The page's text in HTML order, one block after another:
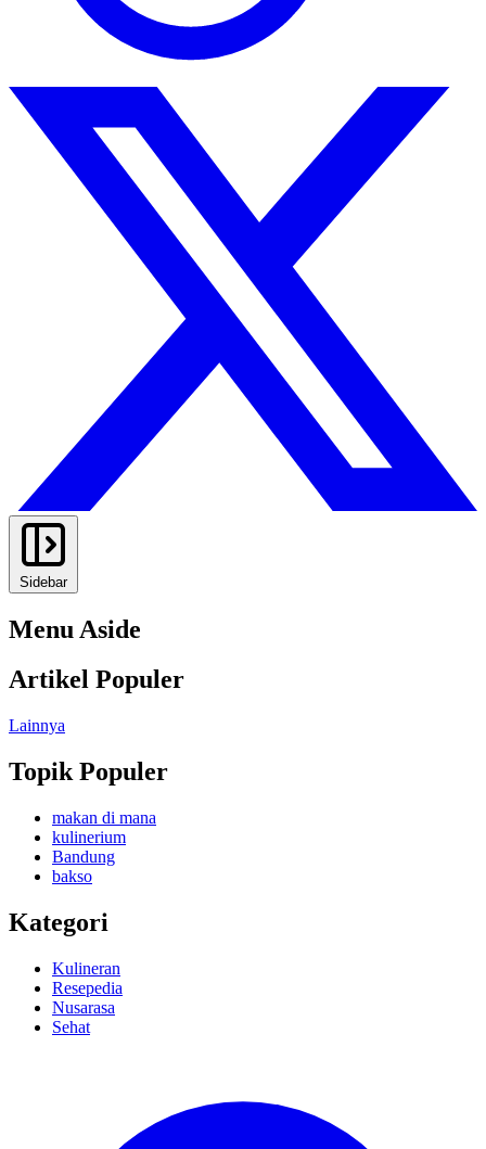
Sidebar
Menu Aside
Artikel Populer
Lainnya
Topik Populer
makan di mana
kulinerium
Bandung
bakso
Kategori
Kulineran
Resepedia
Nusarasa
Sehat